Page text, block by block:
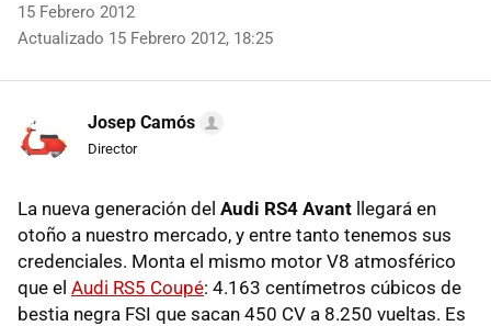
15 Febrero 2012
Actualizado 15 Febrero 2012, 18:25
Josep Camós
Director
La nueva generación del Audi RS4 Avant llegará en
otoño a nuestro mercado, y entre tanto tenemos sus
credenciales. Monta el mismo motor V8 atmosférico
que el Audi RS5 Coupé: 4.163 centímetros cúbicos de
bestia negra FSI que sacan 450 CV a 8.250 vueltas. Es